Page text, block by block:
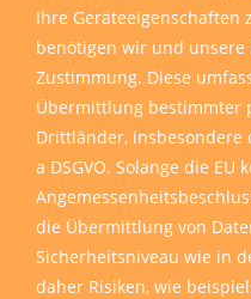
Ihre
benötigen wir und
Zustimmung. Diese
Übermittlung bestimmter
Drittländer, insbesondere
a DSGVO. Solange die EU
die Übermittlung von
Sicherheitsniveau wie in
daher Risiken, wie